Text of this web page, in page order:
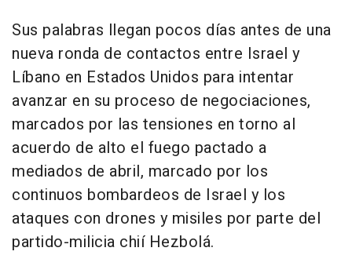
Sus palabras llegan pocos días antes de una
nueva ronda de contactos entre Israel y
Líbano en Estados Unidos para intentar
avanzar en su proceso de negociaciones,
marcados por las tensiones en torno al
acuerdo de alto el fuego pactado a
mediados de abril, marcado por los
continuos bombardeos de Israel y los
ataques con drones y misiles por parte del
partido-milicia chií Hezbolá.